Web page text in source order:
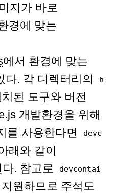
지가 바로
경에 맞는
에서 환경에 맞는
다. 각 디렉터리의
h
된 도구와 버전
개발환경을 위해
를 사용한다면
devc
래와 같이
. 참고로
devcontai
원하므로 주석도